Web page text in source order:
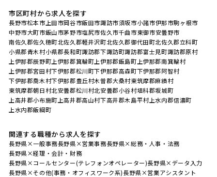
市区町村から求人を探す
長野市松本市 上田市岡谷市飯田市諏訪市須坂市小諸市伊那市駒ヶ根市
中野市大町市飯山市茅野市塩尻市佐久市千曲市東御市安曇野市
南佐久郡佐久穂町北佐久郡軽井沢町北佐久郡御代田町北佐久郡立科町
小県郡青木村小県郡長和町諏訪郡下諏訪町諏訪郡富士見町諏訪郡原村
上伊那郡辰野町 上伊那郡箕輪町 上伊那郡飯島町 上伊那郡南箕輪村
上伊那郡宮田村下伊那郡松川町下伊那郡高森町下伊那郡阿智村
下伊那郡喬木村下伊那郡豊丘村木曽郡大桑村東筑摩郡麻績村
東筑摩郡朝日村北安曇郡松川村北安曇郡小谷村埴科郡坂城町
上高井郡小布施町 上高井郡高山村下高井郡木島平村上水内郡信濃町
上水内郡飯綱町
関連する職種から求人を探す
長野県×一般事務長野県×営業事務長野県×総務・人事・法務
長野県×経理・会計・財務
長野県×コールセンター(テレフォンオペレーター)長野県×データ入力
長野県×その他(事務・オフィスワーク系)長野県×営業アシスタント